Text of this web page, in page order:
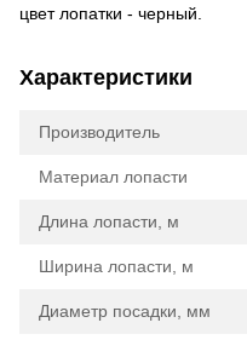
цвет лопатки - черный.
Характеристики
Производитель
Материал лопасти
Длина лопасти, м
Ширина лопасти, м
Диаметр посадки, мм